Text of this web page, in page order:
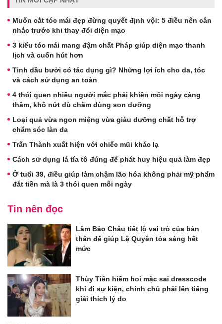
Muốn cắt tóc mái đẹp đừng quyết định vội: 5 điều nên cân
nhắc trước khi thay đổi diện mạo
3 kiểu tóc mái mang đậm chất Pháp giúp diện mạo thanh
lịch và cuốn hút hơn
Tinh dầu bưởi có tác dụng gì? Những lợi ích cho da, tóc
và cách sử dụng an toàn
4 thói quen nhiều người mắc phải khiến môi ngày càng
thâm, khô nứt dù chăm dùng son dưỡng
Loại quả vừa ngon miệng vừa giàu dưỡng chất hỗ trợ
chăm sóc làn da
Trấn Thành xuất hiện với chiếc mũi khác lạ
Cách sử dụng lá tía tô đúng để phát huy hiệu quả làm đẹp
Ở tuổi 39, điều giúp làm chậm lão hóa không phải mỹ phẩm
đắt tiền mà là 3 thói quen mỗi ngày
Tin nên đọc
Lâm Bảo Châu tiết lộ vai trò của bản
thân để giúp Lệ Quyên tỏa sáng hết
mức
Thùy Tiên hiếm hoi mặc sai dresscode
khi đi sự kiện, chính chủ phải lên tiếng
giải thích lý do